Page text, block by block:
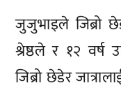
जुजुभाइले जिब्रो
श्रेष्ठले र १२ वर्ष
जिब्रो छेडेर